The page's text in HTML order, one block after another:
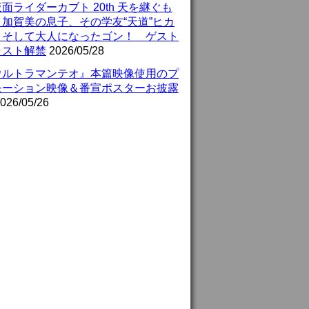
面ライダーカブト 20th 天を継ぐも
賀美の息子、その学友“天道”ヒカ
そして大人になったゴン！ ゲスト
スト解禁 2026/05/28
ルトラマンテオ』本篇映像使用のプ
ーション映像＆番宣ポスターお披露
05/26